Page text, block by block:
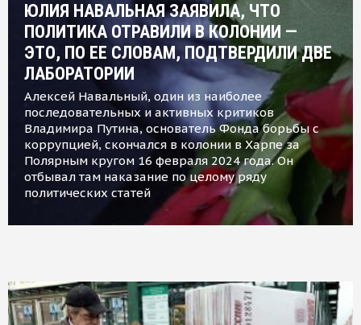
ЮЛИЯ НАВАЛЬНАЯ ЗАЯВИЛА, ЧТО
ПОЛИТИКА ОТРАВИЛИ В КОЛОНИИ —
ЭТО, ПО ЕЕ СЛОВАМ, ПОДТВЕРДИЛИ ДВЕ
ЛАБОРАТОРИИ
Алексей Навальный, один из наиболее
последовательных и активных критиков
Владимира Путина, основатель Фонда борьбы с
коррупцией, скончался в колонии в Харпе за
Полярным кругом 16 февраля 2024 года. Он
отбывал там наказание по целому ряду
политических статей